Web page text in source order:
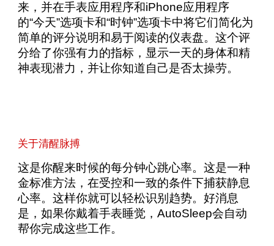
来，并在手表应用程序和iPhone应用程序
的“今天”选项卡和“时钟”选项卡中将它们简化为
简单的评分说明和易于阅读的仪表盘。这个评
分给了你强有力的指标，显示一天的身体和精
神表现潜力，并让你知道自己是否太操劳。
关于清醒脉搏
这是你醒来时候的每分钟心跳心率。这是一种
金标准方法，在受控和一致的条件下捕获静息
心率。这样你就可以轻松识别趋势。好消息
是，如果你戴着手表睡觉，AutoSleep会自动
帮你完成这些工作。